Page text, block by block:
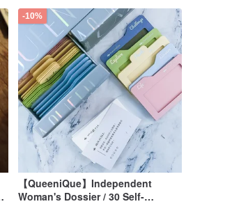
-10%
【QueeniQue】Independent
Woman's Dossier / 30 Self-